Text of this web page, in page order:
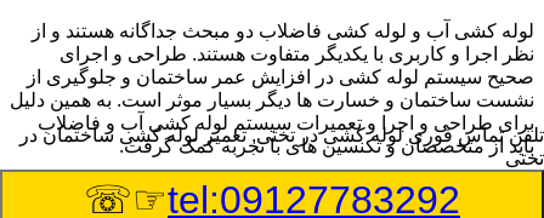
لوله کشی آب و لوله کشی فاضلاب دو مبحث جداگانه هستند و از
نظر اجرا و کاربری با یکدیگر متفاوت هستند. طراحی و اجرای
صحیح سیستم لوله کشی در افزایش عمر ساختمان و جلوگیری از
نشست ساختمان و خسارت ها دیگر بسیار موثر است. به همین دلیل
برای طراحی و اجرا و تعمیرات سیستم لوله کشی آب و فاضلاب
باید از متخصصان و تکنسین های با تجربه کمک گرفت.
:Published Date
تلفن تماس فوریلوله کشی در تختی, تعمیر لوله کشی ساختمان در
تختی
tel:09127783292
☞☏